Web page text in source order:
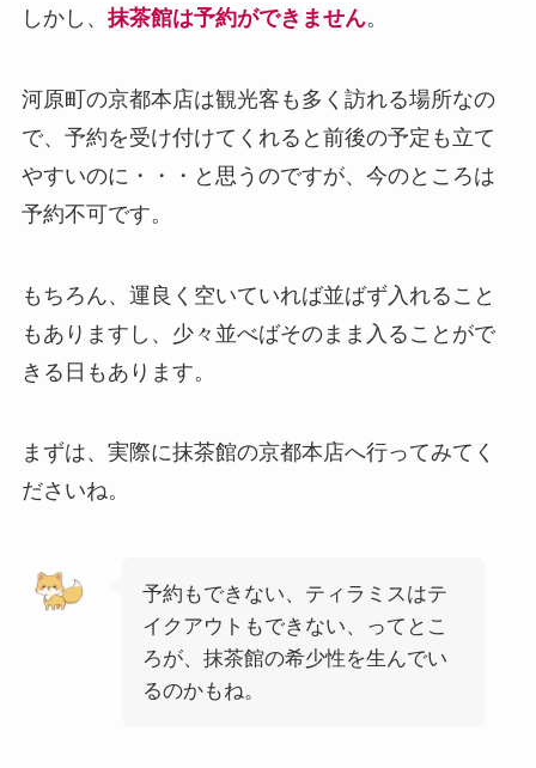
しかし、 抹茶館は予約ができません。
河原町の京都本店は観光客も多く訪れる場所なの
で、予約を受け付けてくれると前後の予定も立て
やすいのに・・・と思うのですが、今のところは
予約不可です。
もちろん、運良く空いていれば並ばず入れること
もありますし、少々並べばそのまま入ることがで
きる日もあります。
まずは、実際に抹茶館の京都本店へ行ってみてく
ださいね。
予約もできない、ティラミスはテ
イクアウトもできない、ってとこ
ろが、抹茶館の希少性を生んでい
るのかもね。